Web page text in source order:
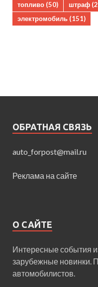
топливо (50) штраф
электромобиль (151)
ОБРАТНАЯ СВЯЗЬ
auto_forpost@mail.ru
Реклама на сайте
О САЙТЕ
Интересные события
зарубежные новинки.
автомобилистов.